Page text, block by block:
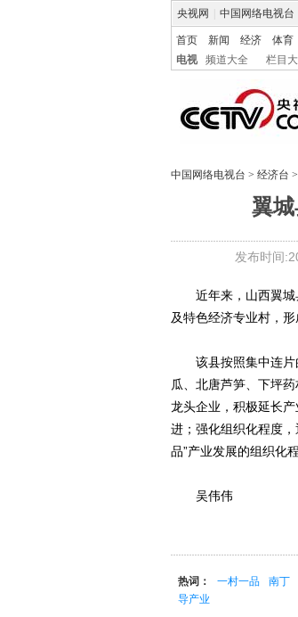
央视网 中国网络电视台
首页 新闻 经济 体育
电视
频道大全 栏目
中国网络电视台 > 经济台 >
翼
发布时间
近年来，山西翼城
及特色经济专业村，形
该县按照集中连片
瓜、北唐芦笋、下坪
龙头企业，积极延长
进；强化组织化程度
品”产业发展的组织化
吴伟伟
热词： 一村一品 南丁
导产业